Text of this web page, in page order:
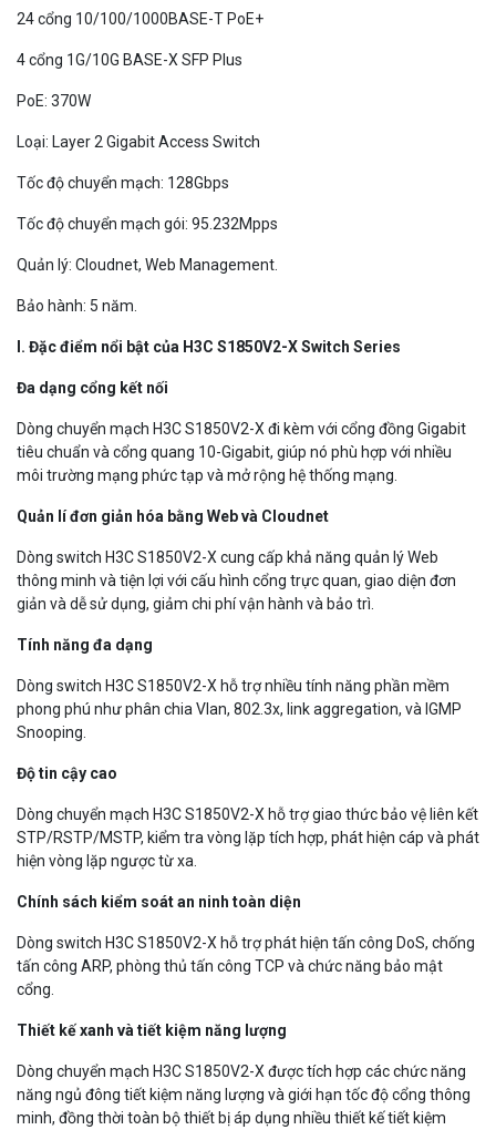
24 cổng 10/100/1000BASE-T PoE+
4 cổng 1G/10G BASE-X SFP Plus
PoE: 370W
Loại: Layer 2 Gigabit Access Switch
Tốc độ chuyển mạch: 128Gbps
Tốc độ chuyển mạch gói: 95.232Mpps
Quản lý: Cloudnet, Web Management.
Bảo hành: 5 năm.
I. Đặc điểm nổi bật của H3C S1850V2-XSwitch Series
Đa dạng cổng kết nối
Dòng chuyển mạch H3C S1850V2-X đi kèm với cổng đồng Gigabit
tiêu chuẩn và cổng quang 10-Gigabit, giúp nó phù hợp với nhiều
môi trường mạng phức tạp và mở rộng hệ thống mạng.
Quản lí đơn giản hóa bằng Web và Cloudnet
Dòng switch H3C S1850V2-X cung cấp khả năng quản lý Web
thông minh và tiện lợi với cấu hình cổng trực quan, giao diện đơn
giản và dễ sử dụng, giảm chi phí vận hành và bảo trì.
Tính năng đa dạng
Dòng switch H3C S1850V2-X hỗ trợ nhiều tính năng phần mềm
phong phú như phân chia Vlan, 802.3x, link aggregation, và IGMP
Snooping.
Độ tin cậy cao
Dòng chuyển mạch H3C S1850V2-X hỗ trợ giao thức bảo vệ liên kết
STP/RSTP/MSTP, kiểm tra vòng lặp tích hợp, phát hiện cáp và phát
hiện vòng lặp ngược từ xa.
Chính sách kiểm soát an ninh toàn diện
Dòng switch H3C S1850V2-X hỗ trợ phát hiện tấn công DoS, chống
tấn công ARP, phòng thủ tấn công TCP và chức năng bảo mật
cổng.
Thiết kế xanh và tiết kiệm năng lượng
Dòng chuyển mạch H3C S1850V2-X được tích hợp các chức năng
năng ngủ đông tiết kiệm năng lượng và giới hạn tốc độ cổng thông
minh, đồng thời toàn bộ thiết bị áp dụng nhiều thiết kế tiết kiệm